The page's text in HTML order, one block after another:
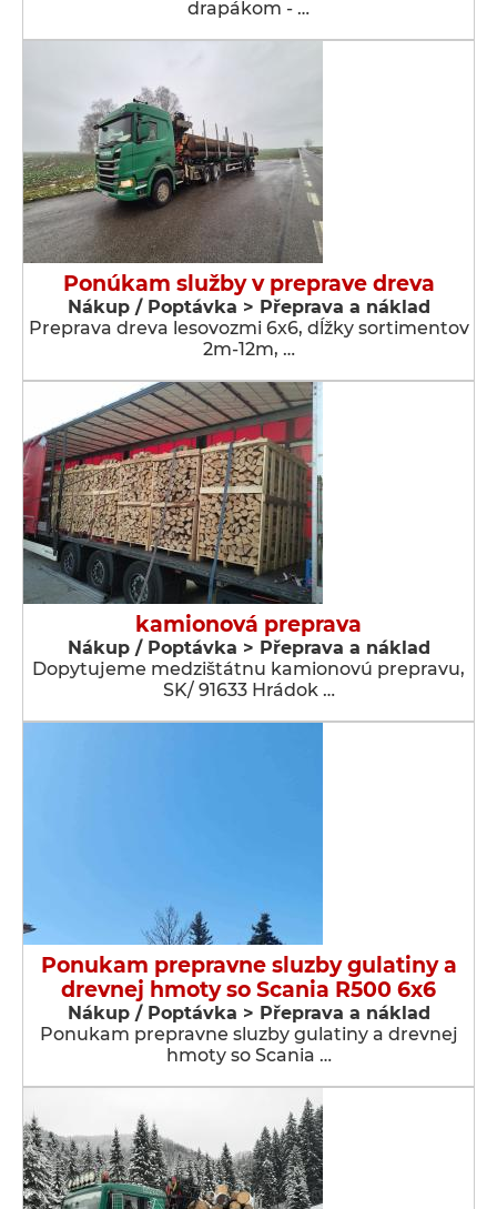
drapákom - …
Ponúkam služby v preprave dreva
Nákup / Poptávka > Přeprava a náklad
Preprava dreva lesovozmi 6x6, dĺžky sortimentov
2m-12m, …
kamionová preprava
Nákup / Poptávka > Přeprava a náklad
Dopytujeme medzištátnu kamionovú prepravu,
SK/ 91633 Hrádok …
Ponukam prepravne sluzby gulatiny a
drevnej hmoty so Scania R500 6x6
Nákup / Poptávka > Přeprava a náklad
Ponukam prepravne sluzby gulatiny a drevnej
hmoty so Scania …